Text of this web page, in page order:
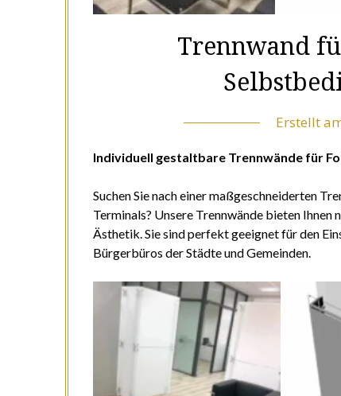
Trennwand
Erstellt
Individuell gestaltbare Trennwände für
Suchen Sie nach einer maßgeschneiderten
Terminals? Unsere Trennwände bieten
Ästhetik. Sie sind perfekt geeignet für den
Bürgerbüros der Städte und Gemeinden.